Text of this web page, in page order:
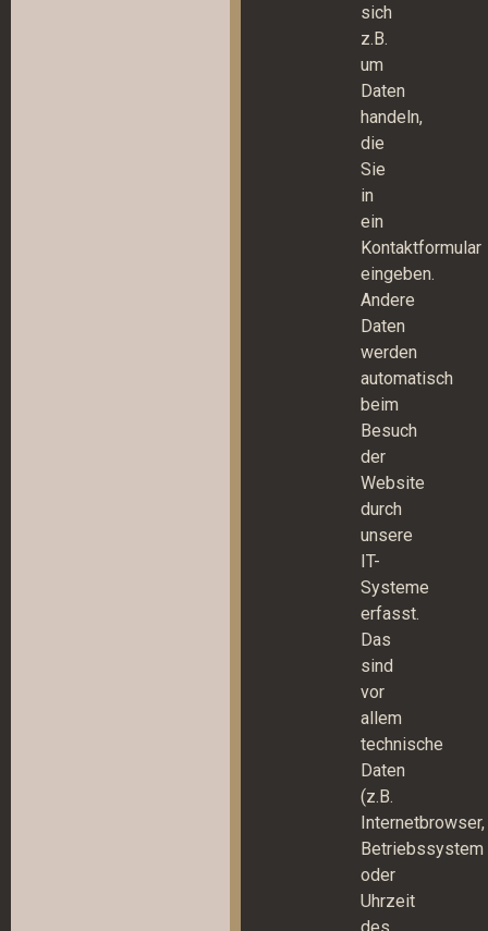
sich
z.B.
um
Daten
handeln,
die
Sie
in
ein
Kontaktformular
eingeben.
Andere
Daten
werden
automatisch
beim
Besuch
der
Website
durch
unsere
IT-
Systeme
erfasst.
Das
sind
vor
allem
technische
Daten
(z.B.
Internetbrowser,
Betriebssystem
oder
Uhrzeit